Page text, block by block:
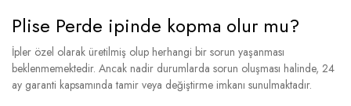
Plise Perde ipinde kopma olur mu?
İpler özel olarak üretilmiş olup herhangi bir sorun yaşanması
beklenmemektedir. Ancak nadir durumlarda sorun oluşması halinde, 24
ay garanti kapsamında tamir veya değiştirme imkanı sunulmaktadır.